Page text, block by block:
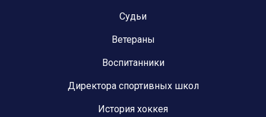
Судьи
Ветераны
Воспитанники
Директора спортивных школ
История хоккея